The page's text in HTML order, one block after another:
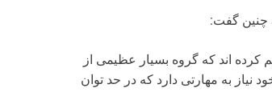
چنین گفت:
کرده اند که گروه بسیار عظیمی از
نیاز به مهارتی دارد که در حد توان